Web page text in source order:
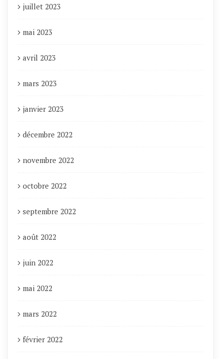
juillet 2023
mai 2023
avril 2023
mars 2023
janvier 2023
décembre 2022
novembre 2022
octobre 2022
septembre 2022
août 2022
juin 2022
mai 2022
mars 2022
février 2022